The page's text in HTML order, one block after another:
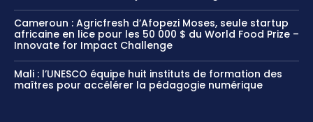
Cameroun : Agricfresh d’Afopezi Moses, seule startup
africaine en lice pour les 50 000 $ du World Food Prize –
Innovate for Impact Challenge
Mali : l’UNESCO équipe huit instituts de formation des
maîtres pour accélérer la pédagogie numérique